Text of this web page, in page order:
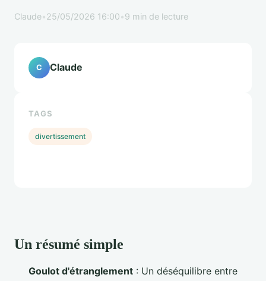
Claude•25/05/2026 16:00•9 min de lecture
Un résumé simple
Goulot d'étranglement : Un déséquilibre entre
C Claude
TAGS
divertissement